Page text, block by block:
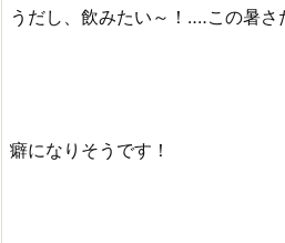
うだし、飲みたい～！‥‥この暑さ
癖になりそうです！